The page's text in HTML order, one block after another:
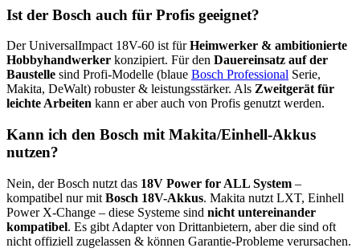
Ist der Bosch auch für Profis geeignet?
Der UniversalImpact 18V-60 ist fürHeimwerker & ambitionierte
Hobbyhandwerker konzipiert. Für den Dauereinsatz auf der
Baustelle sind Profi-Modelle (blaue Bosch Professional Serie,
Makita, DeWalt) robuster & leistungsstärker. Als Zweitgerät für
leichte Arbeiten kann er aber auch von Profis genutzt werden.
Kann ich den Bosch mit Makita/Einhell-Akkus
nutzen?
Nein, der Bosch nutzt das 18V Power for ALL System –
kompatibel nur mit Bosch 18V-Akkus. Makita nutzt LXT, Einhell
Power X-Change – diese Systeme sind nicht untereinander
kompatibel. Es gibt Adapter von Drittanbietern, aber die sind oft
nicht offiziell zugelassen & können Garantie-Probleme verursachen.